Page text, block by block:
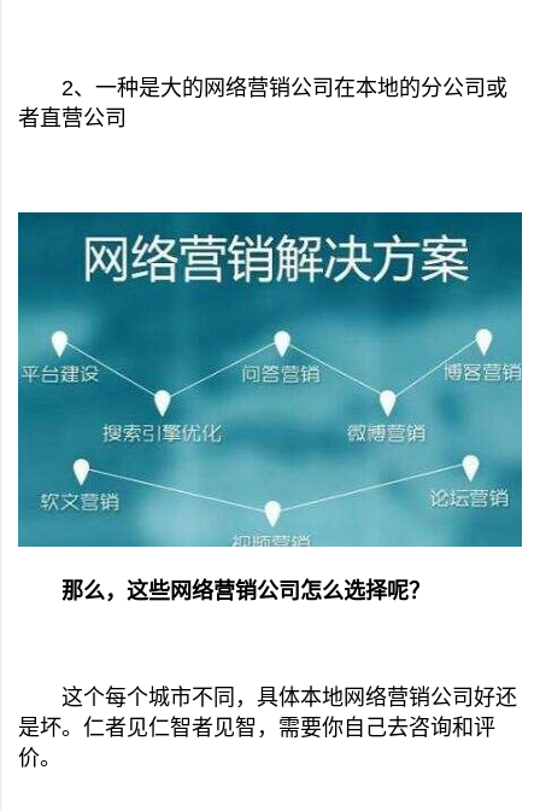
2、一种是大的网络营销公司在本地的分公司或
者直营公司
那么，这些网络营销公司怎么选择呢？
这个每个城市不同，具体本地网络营销公司好还
是坏。仁者见仁智者见智，需要你自己去咨询和评
价。